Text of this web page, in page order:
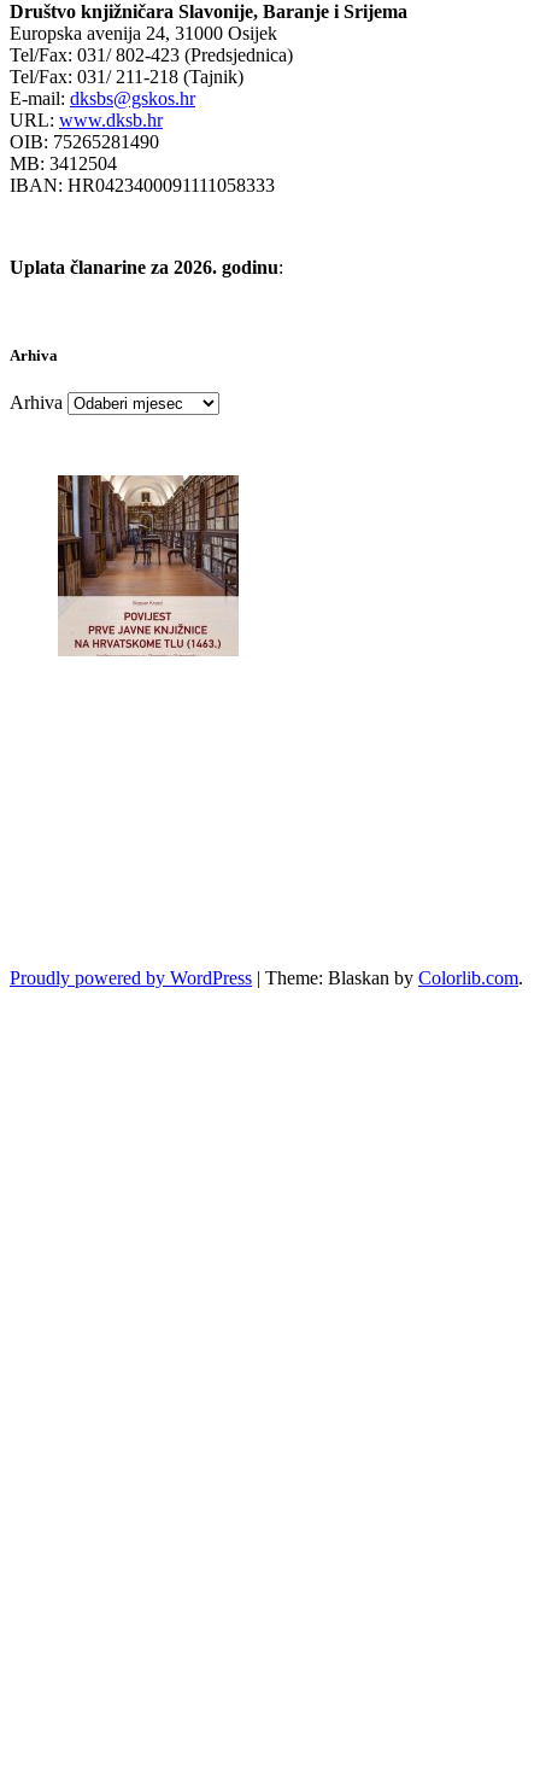
Društvo knjižničara Slavonije, Baranje i Srijema
Europska avenija 24, 31000 Osijek
Tel/Fax: 031/ 802-423 (Predsjednica)
Tel/Fax: 031/ 211-218 (Tajnik)
E-mail: dksbs@gskos.hr
URL: www.dksb.hr
OIB: 75265281490
MB: 3412504
IBAN: HR0423400091111058333
Uplata članarine za 2026. godinu:
Arhiva
Arhiva
Proudly powered by WordPress | Theme: Blaskan by Colorlib.com.